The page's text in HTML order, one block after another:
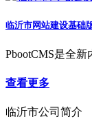
临沂市网站建设基础
PbootCMS是全
查看更多
临沂市公司简介